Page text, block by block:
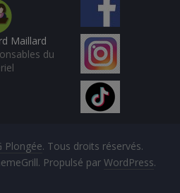
Maillard
du
Plongée. Tous droits réservés.
Propulsé par WordPress.